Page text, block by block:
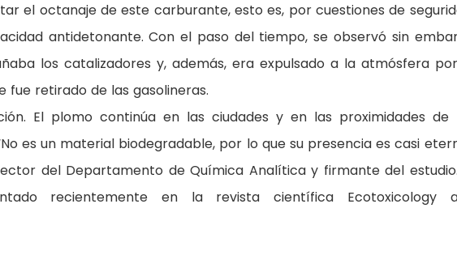
el octanaje de este carburante, esto es, por cuestiones de
antidetonante. Con el paso del tiempo, se observó sin
los catalizadores y, además, era expulsado a la atmósfera
fue retirado de las gasolineras.
El plomo continúa en las ciudades y en las proximidades de
es un material biodegradable, por lo que su presencia es casi
del Departamento de Química Analítica y firmante del
recientemente en la revista científica Ecotoxicology